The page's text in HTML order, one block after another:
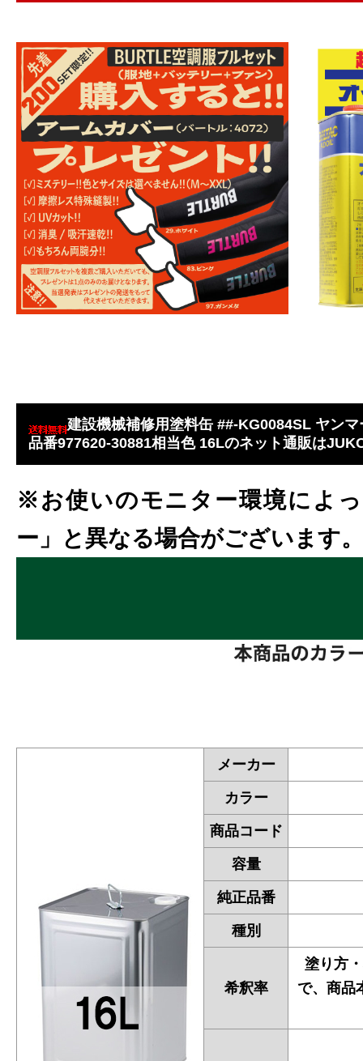
建設機械補修用塗料缶 ##-KG0084SL ヤン
品番977620-30881相当色 16Lのネット通販は
※お使いのモニター環境によ
ー」と異なる場合がございます。
メーカー
カラー
商品コード
容量
純正品番
種別
希釈率
塗り方
で、商品